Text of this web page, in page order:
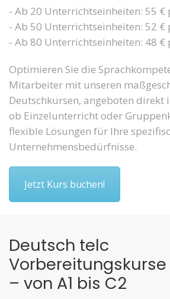
- Ab 20 Unterrichtseinheiten: 55 €
- Ab 50 Unterrichtseinheiten: 52 €
- Ab 80 Unterrichtseinheiten: 48 €
Optimieren Sie die
Mitarbeiter mit unseren
Deutschkursen, angeboten direkt
ob Einzelunterricht oder
flexible Lösungen für Ihre
Unternehmensbedürfnisse.
Jetzt Kurs buchen!
Deutsch telc
– von A1 bis C2